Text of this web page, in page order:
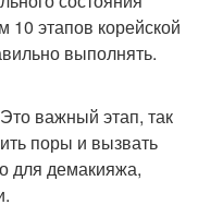
10 этапов корейской
выполнять.
важный этап, так
поры и вызвать
для демакияжа,